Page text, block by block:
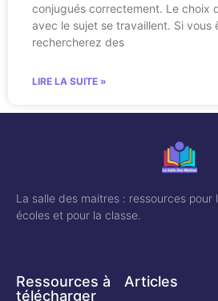
conjugués correctement. Le choix
avec le sujet se travaillent. Si vous
rechercherez des
LIRE LA SUITE »
La salle des maitres : ressources pour
écoles et pour la classe.
Ressources à
télécharger
Articles